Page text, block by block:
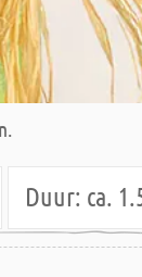
Duur: ca.